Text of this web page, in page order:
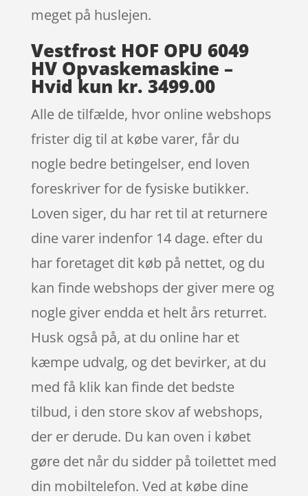
meget på huslejen.
Vestfrost HOF OPU 6049
HV Opvaskemaskine –
Hvid kun kr. 3499.00
Alle de tilfælde, hvor online webshops
frister dig til at købe varer, får du
nogle bedre betingelser, end loven
foreskriver for de fysiske butikker.
Loven siger, du har ret til at returnere
dine varer indenfor 14 dage. efter du
har foretaget dit køb på nettet, og du
kan finde webshops der giver mere og
nogle giver endda et helt års returret.
Husk også på, at du online har et
kæmpe udvalg, og det bevirker, at du
med få klik kan finde det bedste
tilbud, i den store skov af webshops,
der er derude. Du kan oven i købet
gøre det når du sidder på toilettet med
din mobiltelefon. Ved at købe dine